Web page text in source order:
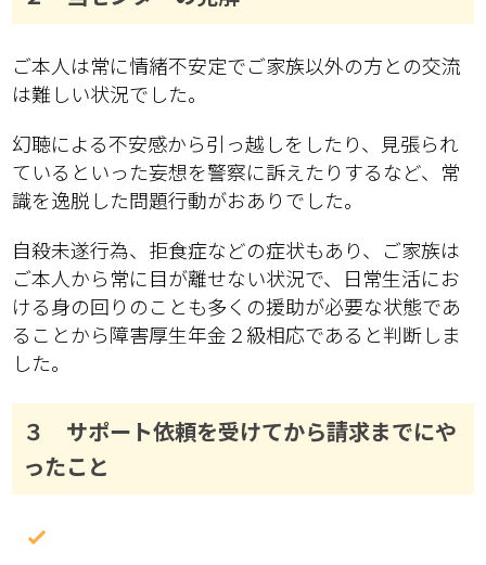
ご本人は常に情緒不安定でご家族以外の方との交流
は難しい状況でした。
幻聴による不安感から引っ越しをしたり、見張られ
ているといった妄想を警察に訴えたりするなど、常
識を逸脱した問題行動がおありでした。
自殺未遂行為、拒食症などの症状もあり、ご家族は
ご本人から常に目が離せない状況で、日常生活にお
ける身の回りのことも多くの援助が必要な状態であ
ることから障害厚生年金２級相応であると判断しま
した。
３ サポート依頼を受けてから請求までにや
ったこと